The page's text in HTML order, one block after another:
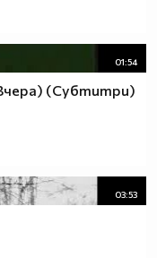
01:54
(Субтитри)
03:53